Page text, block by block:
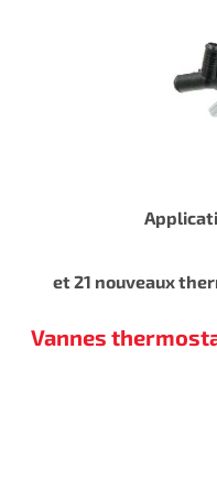
et 21 nouveaux
Vannes